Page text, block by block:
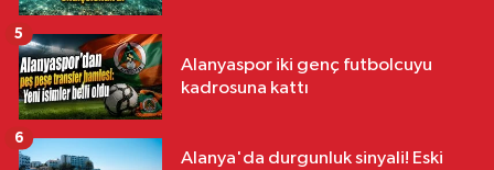
Alanyaspor iki genç futbolcuyu
kadrosuna kattı
5
Alanya'da durgunluk sinyali! Eski
6